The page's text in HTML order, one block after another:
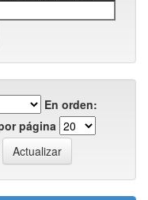
En orden:
página